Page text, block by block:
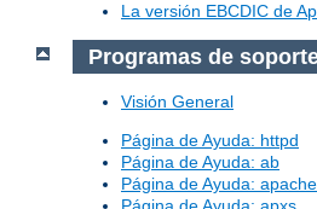
La versión EBCDIC de
Programas de
Visión General
Página de Ayuda: httpd
Página de Ayuda: ab
Página de Ayuda: